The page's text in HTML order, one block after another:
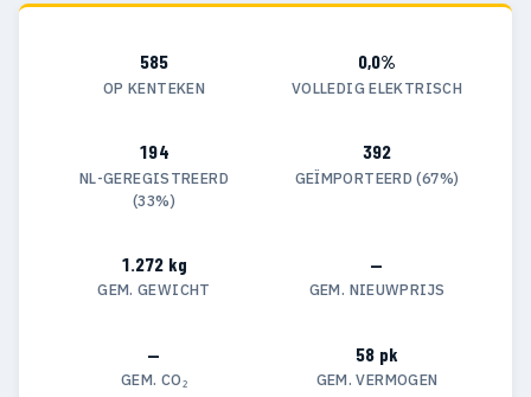
585
OP KENTEKEN
0,0%
VOLLEDIG ELEKTRISCH
194
NL-GEREGISTREERD
(33%)
392
GEÏMPORTEERD (67%)
1.272 kg
GEM. GEWICHT
—
GEM. NIEUWPRIJS
—
GEM. CO₂
58 pk
GEM. VERMOGEN